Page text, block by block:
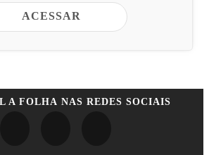
ACESSAR
A FOLHA NAS REDES SOCIAIS